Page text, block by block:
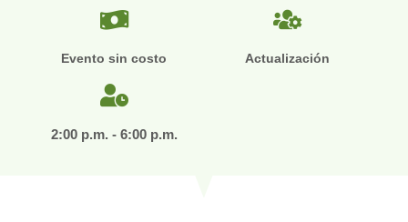
Evento sin costo Actualización
2:00 p.m. - 6:00 p.m.